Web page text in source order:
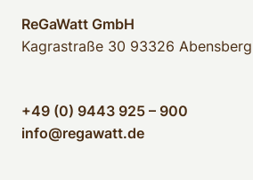
ReGaWatt GmbH
Kagrastraße 30 93326 Abensberg
+49 (0) 9443 925 – 900
info@regawatt.de